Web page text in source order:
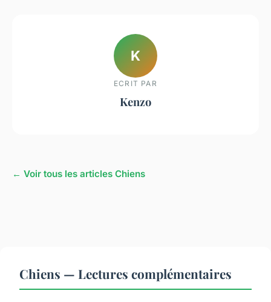
K
ECRIT PAR
Kenzo
← Voir tous les articles Chiens
Chiens — Lectures complémentaires